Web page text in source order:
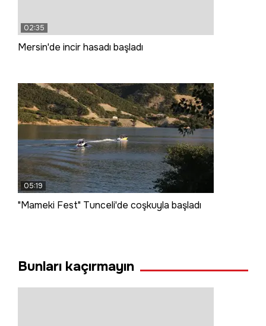
02:35
Mersin'de incir hasadı başladı
05:19
"Mameki Fest" Tunceli'de coşkuyla başladı
Bunları kaçırmayın